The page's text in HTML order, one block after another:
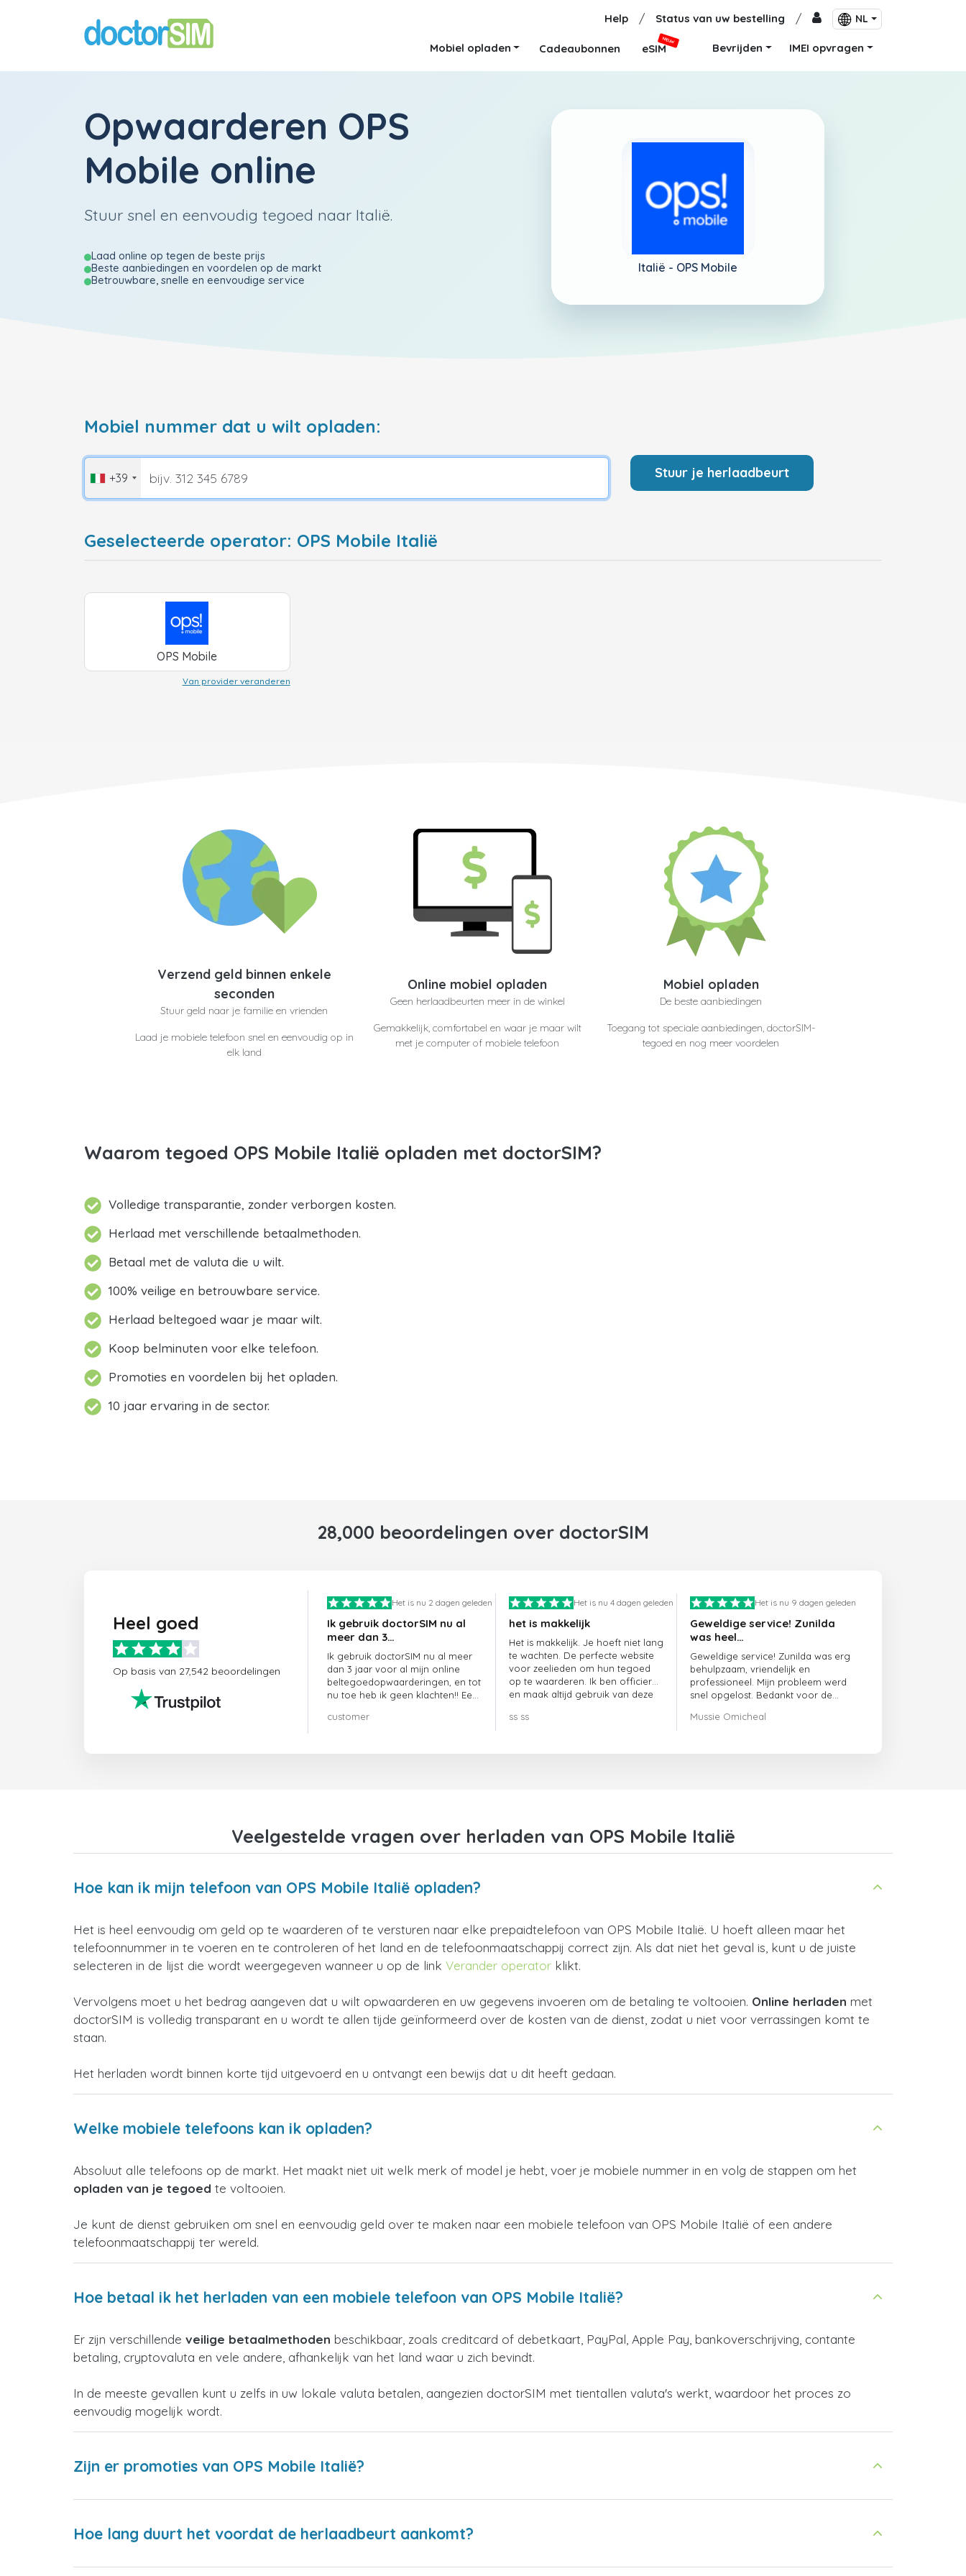
Help / Status van uw bestelling / NL
Mobiel opladen Cadeaubonnen eSIM
NIEUW
Bevrijden IMEI opvragen
Opwaarderen OPS
Mobile online
Stuur snel en eenvoudig tegoed naar Italië.
Laad online op tegen de beste prijs
Beste aanbiedingen en voordelen op de markt
Betrouwbare, snelle en eenvoudige service
Italië - OPS Mobile
Mobiel nummer dat u wilt opladen:
+39 Stuur je herlaadbeurt
Geselecteerde operator: OPS Mobile Italië
OPS Mobile
Van provider veranderen
Verzend geld binnen enkele
seconden
Stuur geld naar je familie en vrienden
Laad je mobiele telefoon snel en eenvoudig op in
elk land
Online mobiel opladen
Geen herlaadbeurten meer in de winkel
Gemakkelijk, comfortabel en waar je maar wilt
met je computer of mobiele telefoon
Mobiel opladen
De beste aanbiedingen
Toegang tot speciale aanbiedingen, doctorSIM-
tegoed en nog meer voordelen
Waarom tegoed OPS Mobile Italië opladen met doctorSIM?
Volledige transparantie, zonder verborgen kosten.
Herlaad met verschillende betaalmethoden.
Betaal met de valuta die u wilt.
100% veilige en betrouwbare service.
Herlaad beltegoed waar je maar wilt.
Koop belminuten voor elke telefoon.
Promoties en voordelen bij het opladen.
10 jaar ervaring in de sector.
28,000 beoordelingen over doctorSIM
Heel goed
Op basis van 27,542 beoordelingen
Het is nu 2 dagen geleden
Ik gebruik doctorSIM nu al
meer dan 3…
Ik gebruik doctorSIM nu al meer
dan 3 jaar voor al mijn online
beltegoedopwaarderingen, en tot
nu toe heb ik geen klachten!! Een
customer
Het is nu 4 dagen geleden
het is makkelijk
Het is makkelijk. Je hoeft niet lang
te wachten. De perfecte website
voor zeelieden om hun tegoed
op te waarderen. Ik ben officier
en maak altijd gebruik van deze
ss ss
Het is nu 9 dagen geleden
Geweldige service! Zunilda
was heel…
Geweldige service! Zunilda was erg
behulpzaam, vriendelijk en
professioneel. Mijn probleem werd
snel opgelost. Bedankt voor de
Mussie Omicheal
Veelgestelde vragen over herladen van OPS Mobile Italië
Hoe kan ik mijn telefoon van OPS Mobile Italië opladen?
Het is heel eenvoudig om geld op te waarderen of te versturen naar elke prepaidtelefoon van OPS Mobile Italië. U hoeft alleen maar het
telefoonnummer in te voeren en te controleren of het land en de telefoonmaatschappij correct zijn. Als dat niet het geval is, kunt u de juiste
selecteren in de lijst die wordt weergegeven wanneer u op de link Verander operator klikt.
Vervolgens moet u het bedrag aangeven dat u wilt opwaarderen en uw gegevens invoeren om de betaling te voltooien. Online herladen met
doctorSIM is volledig transparant en u wordt te allen tijde geïnformeerd over de kosten van de dienst, zodat u niet voor verrassingen komt te
staan.
Het herladen wordt binnen korte tijd uitgevoerd en u ontvangt een bewijs dat u dit heeft gedaan.
Welke mobiele telefoons kan ik opladen?
Absoluut alle telefoons op de markt. Het maakt niet uit welk merk of model je hebt, voer je mobiele nummer in en volg de stappen om het
opladen van je tegoed te voltooien.
Je kunt de dienst gebruiken om snel en eenvoudig geld over te maken naar een mobiele telefoon van OPS Mobile Italië of een andere
telefoonmaatschappij ter wereld.
Hoe betaal ik het herladen van een mobiele telefoon van OPS Mobile Italië?
Er zijn verschillende veilige betaalmethoden beschikbaar, zoals creditcard of debetkaart, PayPal, Apple Pay, bankoverschrijving, contante
betaling, cryptovaluta en vele andere, afhankelijk van het land waar u zich bevindt.
In de meeste gevallen kunt u zelfs in uw lokale valuta betalen, aangezien doctorSIM met tientallen valuta's werkt, waardoor het proces zo
eenvoudig mogelijk wordt.
Zijn er promoties van OPS Mobile Italië?
Hoe lang duurt het voordat de herlaadbeurt aankomt?